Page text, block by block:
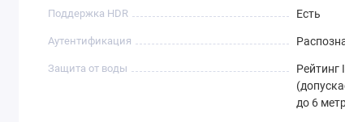
Поддержка HDR Есть
Аутентификация
Защита от воды
Рейтинг
до 6